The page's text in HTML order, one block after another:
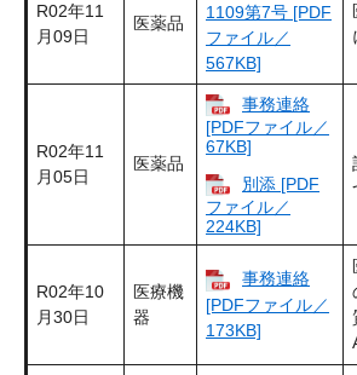
R02年11
月09日
医薬品
1109第7号 [PDF
ファイル／
567KB]
R02年11
月05日
医薬品
事務連絡
[PDFファイル／
67KB]
別添 [PDF
ファイル／
224KB]
R02年10
月30日
医療機
器
事務連絡
[PDFファイル／
173KB]